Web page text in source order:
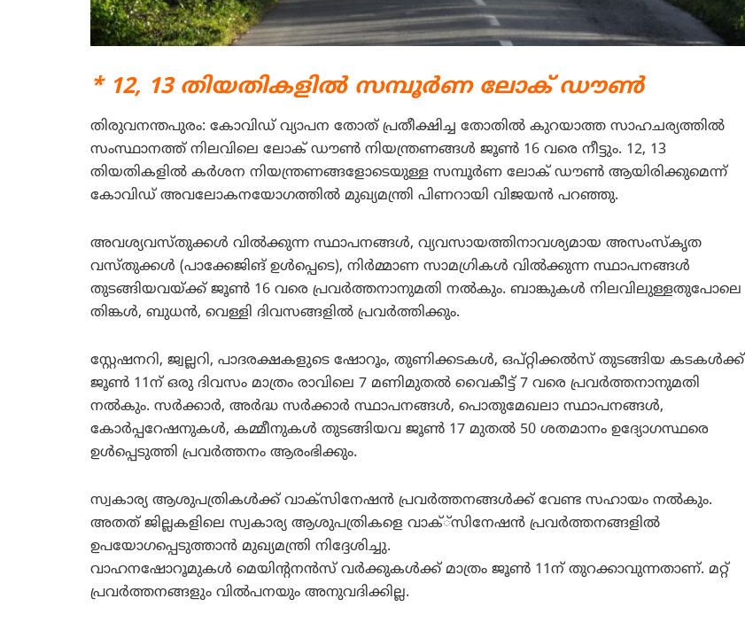
* 12, 13 തിയതികളില്‍ സമ്പൂര്‍ണ ലോക് ഡൗണ്‍
തിരുവനന്തപുരം: കോവിഡ് വ്യാപന തോത് പ്രതീക്ഷിച്ച തോതില്‍ കുറയാത്ത സാഹചര്യത്തില്‍
സംസ്ഥാനത്ത് നിലവിലെ ലോക് ഡൗണ്‍ നിയന്ത്രണങ്ങള്‍ ജൂണ്‍ 16 വരെ നീട്ടും. 12, 13
തിയതികളില്‍ കര്‍ശന നിയന്ത്രണങ്ങളോടെയുള്ള സമ്പൂര്‍ണ ലോക് ഡൗണ്‍ ആയിരിക്കുമെന്ന്
കോവിഡ് അവലോകനയോഗത്തില്‍ മുഖ്യമന്ത്രി പിണറായി വിജയന്‍ പറഞ്ഞു.
അവശ്യവസ്തുക്കള്‍ വില്‍ക്കുന്ന സ്ഥാപനങ്ങള്‍, വ്യവസായത്തിനാവശ്യമായ അസംസ്‌കൃത
വസ്തുക്കള്‍ (പാക്കേജിങ് ഉള്‍പ്പെടെ), നിര്‍മ്മാണ സാമഗ്രികള്‍ വില്‍ക്കുന്ന സ്ഥാപനങ്ങള്‍
തുടങ്ങിയവയ്ക്ക് ജൂണ്‍ 16 വരെ പ്രവര്‍ത്തനാനുമതി നല്‍കും. ബാങ്കുകള്‍ നിലവിലുള്ളതുപോലെ
തിങ്കള്‍, ബുധന്‍, വെള്ളി ദിവസങ്ങളില്‍ പ്രവര്‍ത്തിക്കും.
സ്റ്റേഷനറി, ജ്വല്ലറി, പാദരക്ഷകളുടെ ഷോറൂം, തുണിക്കടകള്‍, ഒപ്റ്റിക്കല്‍സ് തുടങ്ങിയ കടകള്‍ക്ക്
ജൂണ്‍ 11ന് ഒരു ദിവസം മാത്രം രാവിലെ 7 മണിമുതല്‍ വൈകീട്ട് 7 വരെ പ്രവര്‍ത്തനാനുമതി
നല്‍കും. സര്‍ക്കാര്‍, അര്‍ദ്ധ സര്‍ക്കാര്‍ സ്ഥാപനങ്ങള്‍, പൊതുമേഖലാ സ്ഥാപനങ്ങള്‍,
കോര്‍പ്പറേഷനുകള്‍, കമ്മീനുകള്‍ തുടങ്ങിയവ ജൂണ്‍ 17 മുതല്‍ 50 ശതമാനം ഉദ്യോഗസ്ഥരെ
ഉള്‍പ്പെടുത്തി പ്രവര്‍ത്തനം ആരംഭിക്കും.
സ്വകാര്യ ആശുപത്രികള്‍ക്ക് വാക്‌സിനേഷന്‍ പ്രവര്‍ത്തനങ്ങള്‍ക്ക് വേണ്ട സഹായം നല്‍കും.
അതത് ജില്ലകളിലെ സ്വകാര്യ ആശുപത്രികളെ വാക്്‌സിനേഷന്‍ പ്രവര്‍ത്തനങ്ങളില്‍
ഉപയോഗപ്പെടുത്താന്‍ മുഖ്യമന്ത്രി നിദ്ദേശിച്ചു.
വാഹനഷോറൂമുകള്‍ മെയിന്റനന്‍സ് വര്‍ക്കുകള്‍ക്ക് മാത്രം ജൂണ്‍ 11ന് തുറക്കാവുന്നതാണ്. മറ്റ്
പ്രവര്‍ത്തനങ്ങളും വില്‍പനയും അനുവദിക്കില്ല.